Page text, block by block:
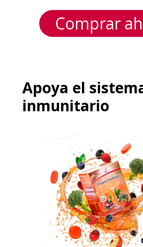
Comprar
Apoya el
inmunitario